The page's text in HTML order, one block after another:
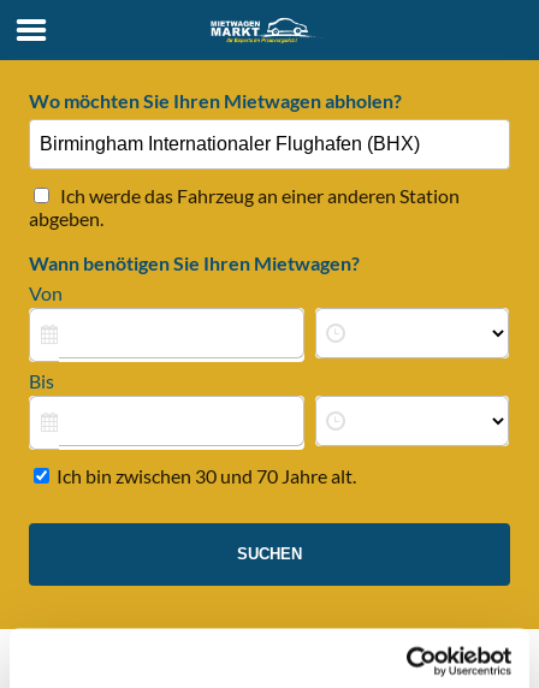
Wo möchten Sie Ihren Mietwagen abholen?
Ich werde das Fahrzeug an einer anderen Station
abgeben.
Wann benötigen Sie Ihren Mietwagen?
Von
Bis
Ich bin zwischen 30 und 70 Jahre alt.